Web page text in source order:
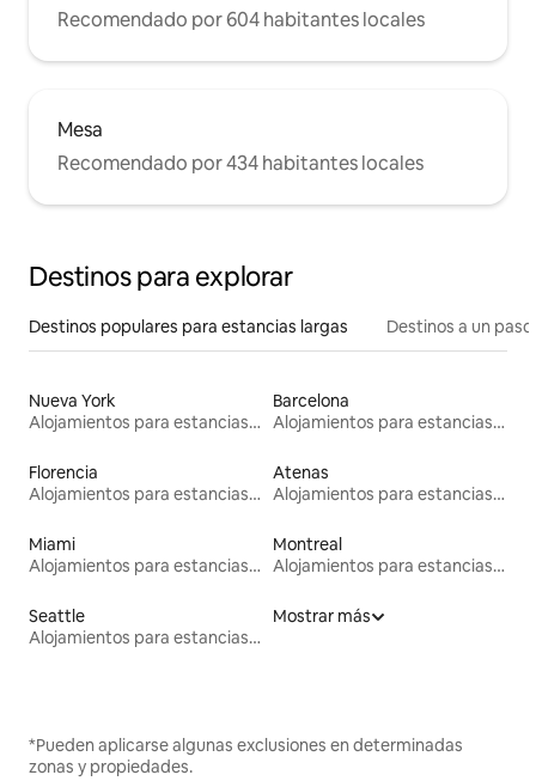
Recomendado por 604 habitantes locales
Mesa
Recomendado por 434 habitantes locales
Destinos para explorar
Destinos populares para estancias largas Destinos a un
Nueva York
Alojamientos para estancias largas
Barcelona
Alojamientos para estancias largas
Florencia
Alojamientos para estancias largas
Atenas
Alojamientos para estancias largas
Miami
Alojamientos para estancias largas
Montreal
Alojamientos para estancias largas
Seattle
Alojamientos para estancias largas
Mostrar más
*Pueden aplicarse algunas exclusiones en determinadas
zonas y propiedades.